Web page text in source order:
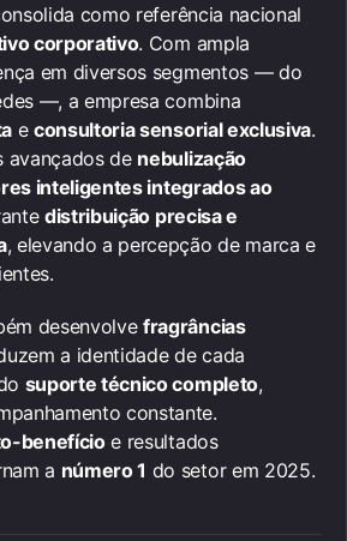
como referência nacional
corporativo. Com ampla
em diversos segmentos — do
—, a empresa combina
e consultoria sensorial exclusiva.
avançados de nebulização
inteligentes integrados ao
distribuição precisa e
, elevando a percepção de marca e
desenvolvefragrâncias
a identidade de cada
suporte técnico completo,
constante.
benefícioe resultados
a número 1 do setor em 2025.